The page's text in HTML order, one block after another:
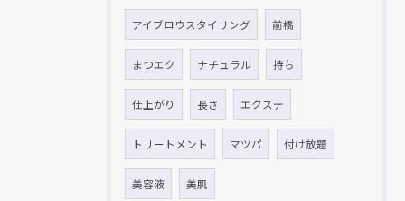
アイブロウスタイリング 前橋
まつエク ナチュラル 持ち
仕上がり 長さ エクステ
トリートメント マツパ 付け放題
美容液 美肌